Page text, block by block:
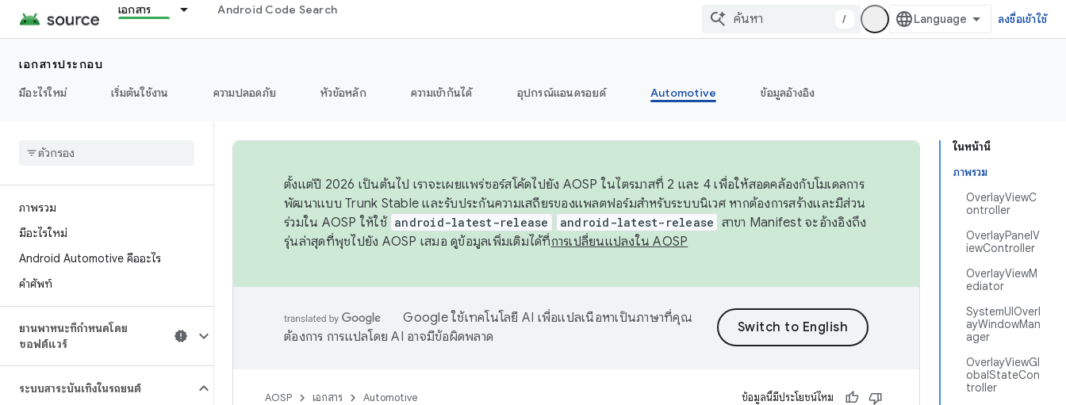
เอกสาร Android Code Search
/ ลงชื่อเข้าใช้
เอกสารประกอบ
มีอะไรใหม่
เริ่มต้นใช้งาน ความปลอดภัย หัวข้อหลัก ความเข้ากันได้ อุปกรณ์แอนดรอยด์ Automotive ข้อมูลอ้างอิง
ภาพรวม
มีอะไรใหม่
Android Automotive คืออะไร
คำศัพท์
ยานพาหนะที่กำหนดโดย
ซอฟต์แวร์
ระบบสาระบันเทิงในรถยนต์
ในหน้านี้
ภาพรวม
OverlayViewC
ontroller
OverlayPanelV
iewController
OverlayViewM
ediator
SystemUIOverl
ayWindowMan
ager
OverlayViewGl
obalStateCon
troller
ตั้งแต่ปี 2026 เป็นต้นไป เราจะเผยแพร่ซอร์สโค้ดไปยัง AOSP ในไตรมาสที่ 2 และ 4 เพื่อให้สอดคล้องกับโมเดลการ
พัฒนาแบบ Trunk Stable และรับประกันความเสถียรของแพลตฟอร์มสำหรับระบบนิเวศ หากต้องการสร้างและมีส่วน
ร่วมใน AOSP ให้ใช้ android-latest-release android-latest-release สาขา Manifest จะอ้างอิงถึง
รุ่นล่าสุดที่พุชไปยัง AOSP เสมอ ดูข้อมูลเพิ่มเติมได้ที่การเปลี่ยนแปลงใน AOSP
Google ใช้เทคโนโลยี AI เพื่อแปลเนื้อหาเป็นภาษาที่คุณ
ต้องการ การแปลโดย AI อาจมีข้อผิดพลาด
AOSP เอกสาร Automotive ข้อมูลนี้มีประโยชน์ไหม